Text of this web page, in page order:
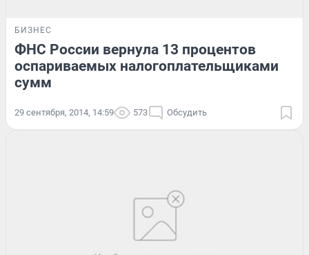
БИЗНЕС
ФНС России вернула 13 процентов
оспариваемых налогоплательщиками
сумм
29 сентября, 2014, 14:59 573 Обсудить